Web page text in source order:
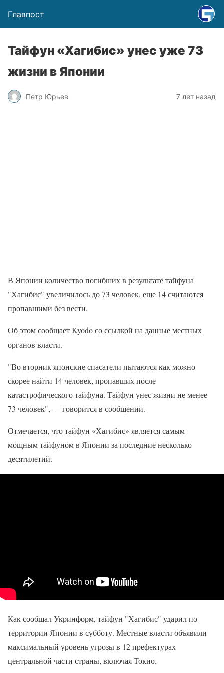
Главпост
Тайфун «Хагибис» унес уже 73
жизни в Японии
Петр Юрьев 7 лет назад
В Японии количество погибших в результате тайфуна
"Хагибис" увеличилось до 73 человек, еще 14 считаются
пропавшими без вести.
Об этом сообщает Kyodo со ссылкой на данные местных
органов власти.
"Во вторник японские спасатели пытаются как можно
скорее найти 14 человек, пропавших после
катастрофического тайфуна. Тайфун унес жизни не менее
73 человек", — говорится в сообщении.
Отмечается, что тайфун «Хагибис» является самым
мощным тайфуном в Японии за последние несколько
десятилетий.
Как сообщал Укринформ, тайфун "Хагибис" ударил по
территории Японии в субботу. Местные власти объявили
максимальный уровень угрозы в 12 префектурах
центральной части страны, включая Токио.